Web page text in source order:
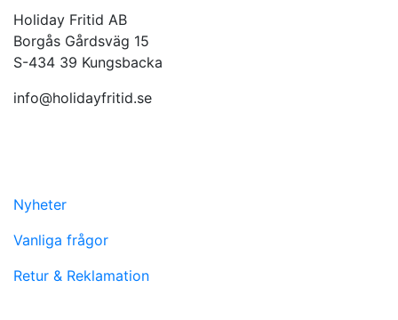
Holiday Fritid AB
Borgås Gårdsväg 15
S-434 39 Kungsbacka
info@holidayfritid.se
Nyheter
Vanliga frågor
Retur & Reklamation